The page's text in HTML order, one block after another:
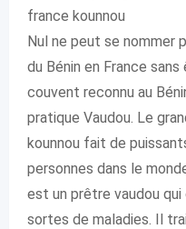
france kounnou
Nul ne peut se nommer
du Bénin en France sans
couvent reconnu au
pratique Vaudou. Le
kounnou fait de
personnes dans le
est un prêtre vaudou
sortes de maladies. Il